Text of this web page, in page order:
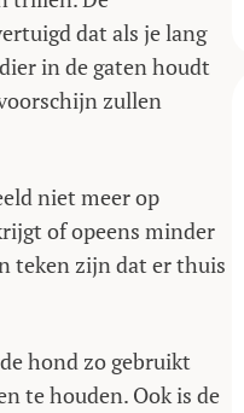
dat als je lang
in de gaten houdt
zullen
niet meer op
of opeens minder
teken zijn dat er thuis
hond zo gebruikt
te houden. Ook is de